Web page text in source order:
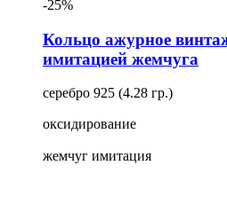
-25%
Кольцо ажурное
имитацией жемчуга
серебро 925 (4.28 гр.)
оксидирование
жемчуг имитация